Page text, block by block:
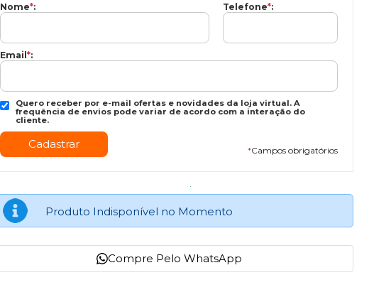
Nome*: Telefone*:
Email *:
Quero receber por e-mail ofertas e novidades da loja virtual. A
frequência de envios pode variar de acordo com a interação do
cliente.
*Campos obrigatórios
Produto Indisponível no Momento
Compre Pelo WhatsApp